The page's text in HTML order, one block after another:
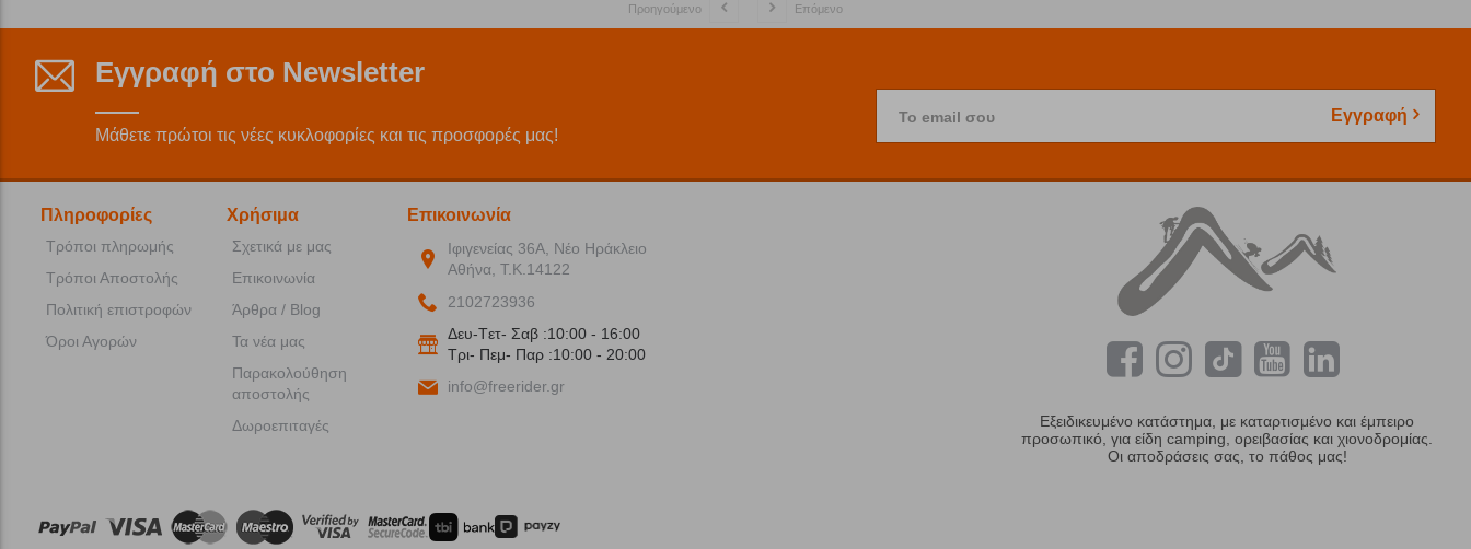
Προηγούμενο Επόμενο
Εγγραφή στο Newsletter
Μάθετε πρώτοι τις νέες κυκλοφορίες και τις προσφορές μας!
Το email σου Εγγραφή
Πληροφορίες
Τρόποι πληρωμής
Τρόποι Αποστολής
Πολιτική επιστροφών
Όροι Αγορών
Χρήσιμα
Σχετικά με μας
Επικοινωνία
Άρθρα / Blog
Τα νέα μας
Παρακολούθηση
αποστολής
Δωροεπιταγές
Επικοινωνία
Ιφιγενείας 36Α, Νέο Ηράκλειο
Αθήνα, Τ.Κ.14122
2102723936
Δευ-Tετ- Σαβ :10:00 - 16:00
Tρι- Πεμ- Παρ :10:00 - 20:00
info@freerider.gr
Εξειδικευμένο κατάστημα, με καταρτισμένο και έμπειρο
προσωπικό, για είδη camping, ορειβασίας και χιονοδρομίας.
Οι αποδράσεις σας, το πάθος μας!